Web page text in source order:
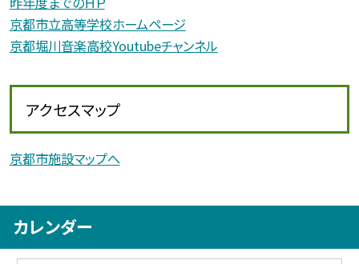
京都市立高等学校ホームページ
京都堀川音楽高校Youtubeチャンネル
アクセスマップ
京都市施設マップへ
カレンダー